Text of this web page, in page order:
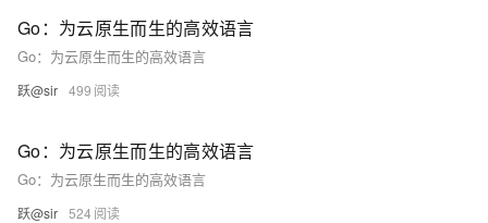
Go：为云原生而生的高效语言
Go：为云原生而生的高效语言
跃@sir 499
Go：为云原生而生的高效语言
Go：为云原生而生的高效语言
跃@sir 524